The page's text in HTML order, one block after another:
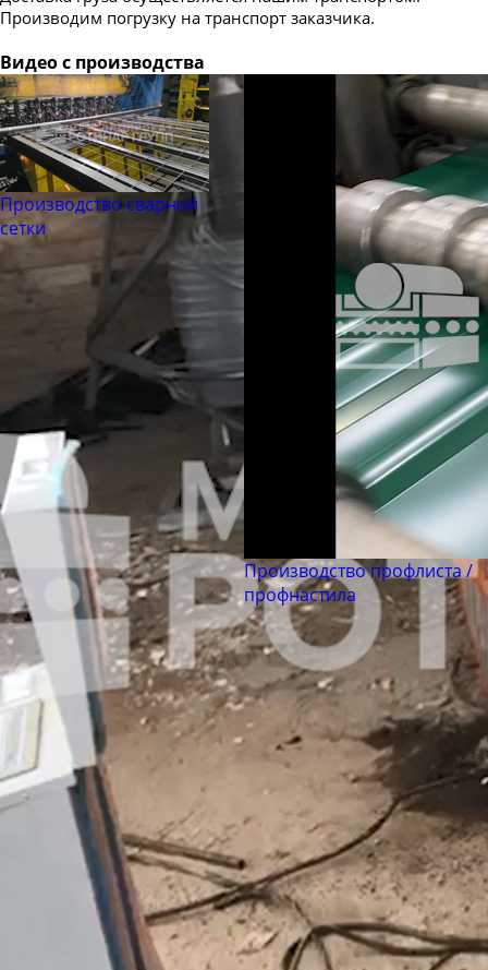
Производим погрузку на транспорт заказчика.
Видео с производства
Производство сварной
сетки
Производство профлиста /
профнастила